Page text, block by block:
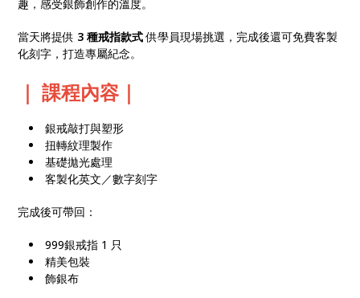
趣，感受銀飾創作的溫度。
當天將提供 3 種戒指款式供學員現場挑選，完成後還可免費客製
化刻字，打造專屬紀念。
｜ 課程內容｜
銀戒敲打與塑形
扭轉紋理製作
基礎拋光處理
客製化英文／數字刻字
完成後可帶回：
999銀戒指 1 只
精美包裝
飾銀布